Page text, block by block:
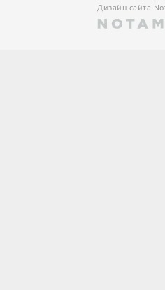
Дизайн сайта